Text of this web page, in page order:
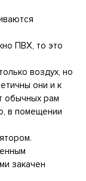
ПВХ, то это
воздух, но
они и к
обычных рам
в помещении
закачен